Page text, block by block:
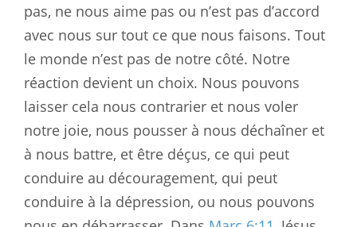
pas, ne nous aime pas ou n’est pas d’accord
avec nous sur tout ce que nous faisons. Tout
le monde n’est pas de notre côté. Notre
réaction devient un choix. Nous pouvons
laisser cela nous contrarier et nous voler
notre joie, nous pousser à nous déchaîner et
à nous battre, et être déçus, ce qui peut
conduire au découragement, qui peut
conduire à la dépression, ou nous pouvons